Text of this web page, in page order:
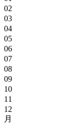
02
03
04
05
06
07
08
09
10
11
12
月